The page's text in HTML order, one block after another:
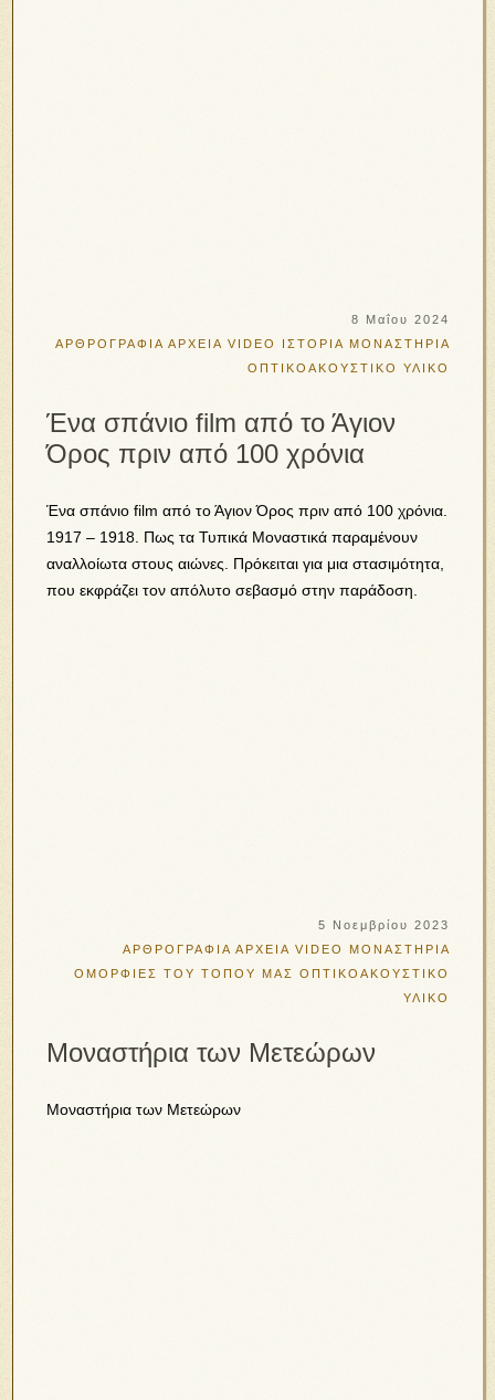
8 Μαΐου 2024
ΑΡΘΡΟΓΡΑΦΙΑ ΑΡΧΕΙΑ VIDEO ΙΣΤΟΡΙΑ ΜΟΝΑΣΤΗΡΙΑ
ΟΠΤΙΚΟΑΚΟΥΣΤΙΚΟ ΥΛΙΚΟ
Ένα σπάνιο film από το Άγιον
Όρος πριν από 100 χρόνια
Ένα σπάνιο film από το Άγιον Όρος πριν από 100 χρόνια.
1917 – 1918. Πως τα Τυπικά Μοναστικά παραμένουν
αναλλοίωτα στους αιώνες. Πρόκειται για μια στασιμότητα,
που εκφράζει τον απόλυτο σεβασμό στην παράδοση.
5 Νοεμβρίου 2023
ΑΡΘΡΟΓΡΑΦΙΑ ΑΡΧΕΙΑ VIDEO
ΜΟΝΑΣΤΗΡΙΑ
ΟΜΟΡΦΙΕΣ ΤΟΥ ΤΟΠΟΥ ΜΑΣ
ΟΠΤΙΚΟΑΚΟΥΣΤΙΚΟ
ΥΛΙΚΟ
Μοναστήρια των Μετεώρων
Μοναστήρια των Μετεώρων